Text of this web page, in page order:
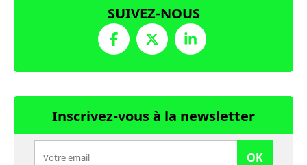
SUIVEZ-NOUS
Inscrivez-vous à la newsletter
OK